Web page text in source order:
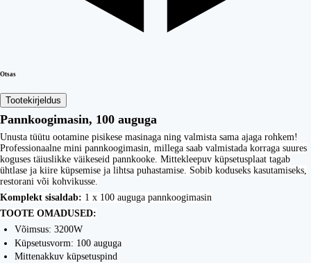
Otsas
Tootekirjeldus
Pannkoogimasin, 100 auguga
Unusta tüütu ootamine pisikese masinaga ning valmista sama ajaga rohkem!
Professionaalne mini pannkoogimasin, millega saab valmistada korraga suures
koguses täiuslikke väikeseid pannkooke. Mittekleepuv küpsetusplaat tagab
ühtlase ja kiire küpsemise ja lihtsa puhastamise. Sobib koduseks kasutamiseks,
restorani või kohvikusse.
Komplekt sisaldab: 1 x 100 auguga pannkoogimasin
TOOTE OMADUSED:
Võimsus: 3200W
Küpsetusvorm: 100 auguga
Mittenakkuv küpsetuspind